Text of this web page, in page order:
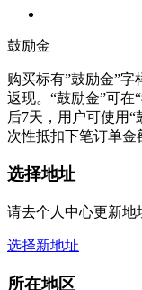
鼓励金
购买标有”鼓励金”
返现。“鼓励金”可在
后7天，用户可使用
次性抵扣下笔订单金
选择地址
请去个人中心更新地
选择新地址
所在地区